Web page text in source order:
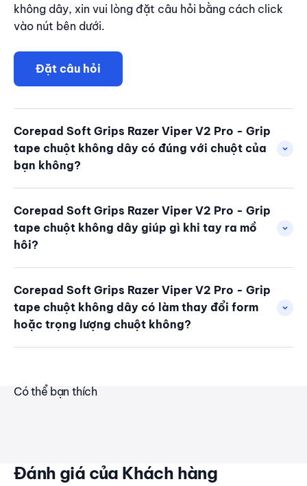
không dây, xin vui lòng đặt câu hỏi bằng cách click
vào nút bên dưới.
Đặt câu hỏi
Corepad Soft Grips Razer Viper V2 Pro - Grip
tape chuột không dây có đúng với chuột của
bạn không?
Corepad Soft Grips Razer Viper V2 Pro - Grip
tape chuột không dây giúp gì khi tay ra mồ
hôi?
Corepad Soft Grips Razer Viper V2 Pro - Grip
tape chuột không dây có làm thay đổi form
hoặc trọng lượng chuột không?
Có thể bạn thích
Đánh giá của Khách hàng